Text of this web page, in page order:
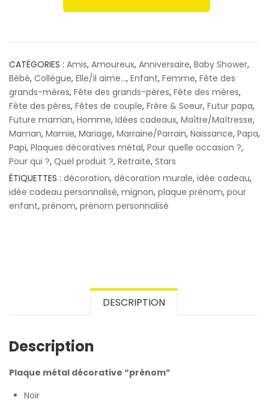
CATÉGORIES : Amis, Amoureux, Anniversaire, Baby Shower,
Bébé, Collègue, Elle/il aime..., Enfant, Femme, Fête des
grands-mères, Fête des grands-pères, Fête des mères,
Fête des pères, Fêtes de couple, Frère & Soeur, Futur papa,
Future maman, Homme, Idées cadeaux, Maître/Maîtresse,
Maman, Mamie, Mariage, Marraine/Parrain, Naissance, Papa,
Papi, Plaques décoratives métal, Pour quelle occasion ?,
Pour qui ?, Quel produit ?, Retraite, Stars
ÉTIQUETTES : décoration, décoration murale, idée cadeau,
idée cadeau personnalisé, mignon, plaque prénom, pour
enfant, prénom, prénom personnalisé
DESCRIPTION
Description
Plaque métal décorative “prénom”
Noir